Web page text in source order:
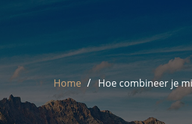
Home Hoe combineer je